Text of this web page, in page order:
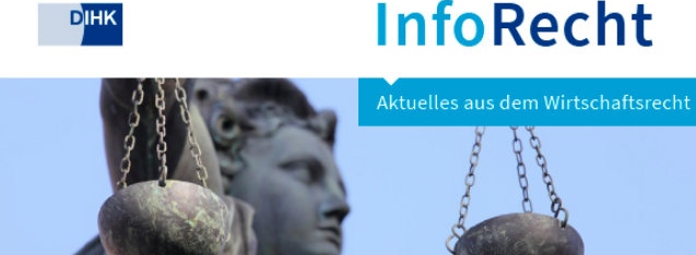
Durchsuchen Sie DIHK.de